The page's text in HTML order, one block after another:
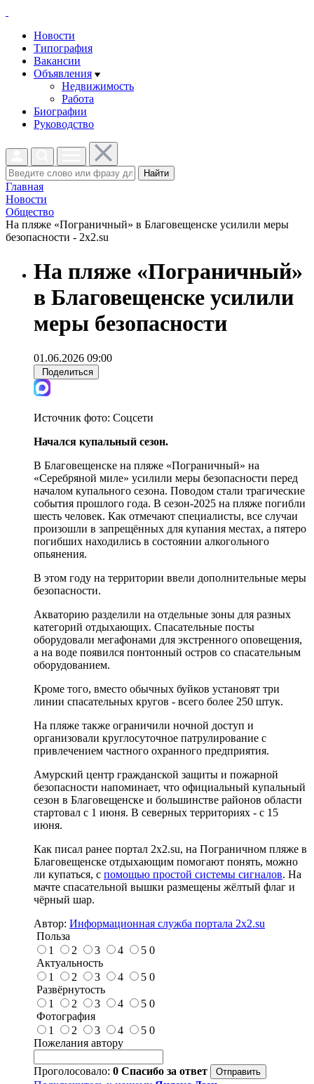
Новости
Типография
Вакансии
Объявления
Недвижимость
Работа
Биографии
Руководство
Найти
Главная
Новости
Общество
На пляже «Пограничный» в Благовещенске усилили меры
безопасности - 2x2.su
На пляже «Пограничный»
в Благовещенске усилили
меры безопасности
01.06.2026 09:00
Поделиться
Источник фото: Соцсети
Начался купальный сезон.
В Благовещенске на пляже «Пограничный» на
«Серебряной миле» усилили меры безопасности перед
началом купального сезона. Поводом стали трагические
события прошлого года. В сезон-2025 на пляже погибли
шесть человек. Как отмечают специалисты, все случаи
произошли в запрещённых для купания местах, а пятеро
погибших находились в состоянии алкогольного
опьянения.
В этом году на территории ввели дополнительные меры
безопасности.
Акваторию разделили на отдельные зоны для разных
категорий отдыхающих. Спасательные посты
оборудовали мегафонами для экстренного оповещения,
а на воде появился понтонный остров со спасательным
оборудованием.
Кроме того, вместо обычных буйков установят три
линии спасательных кругов - всего более 250 штук.
На пляже также ограничили ночной доступ и
организовали круглосуточное патрулирование с
привлечением частного охранного предприятия.
Амурский центр гражданской защиты и пожарной
безопасности напоминает, что официальный купальный
сезон в Благовещенске и большинстве районов области
стартовал с 1 июня. В северных территориях - с 15
июня.
Как писал ранее портал 2х2.su, на Пограничном пляже в
Благовещенске отдыхающим помогают понять, можно
ли купаться, с помощью простой системы сигналов. На
мачте спасательной вышки размещены жёлтый флаг и
чёрный шар.
Автор: Информационная служба портала 2x2.su
Польза
1
2 3 4 5 0
Актуальность
1
2 3 4 5 0
Развёрнутость
1
2 3 4 5 0
Фотография
1
2 3 4 5 0
Пожелания автору
Проголосовало: 0 Спасибо за ответ